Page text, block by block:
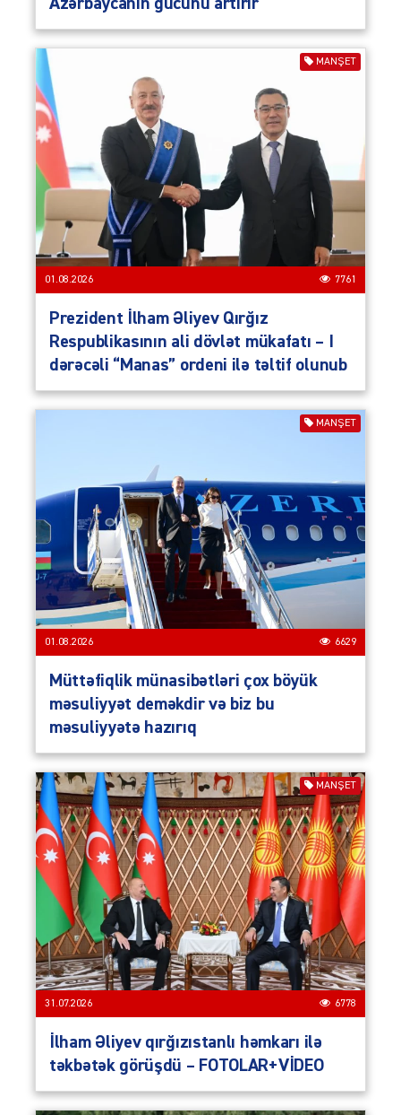
Azərbaycanın gücünü artırır
MANŞET
01.08.2026 7761
Prezident İlham Əliyev Qırğız
Respublikasının ali dövlət mükafatı – I
dərəcəli “Manas” ordeni ilə təltif olunub
MANŞET
01.08.2026 6629
Müttəfiqlik münasibətləri çox böyük
məsuliyyət deməkdir və biz bu
məsuliyyətə hazırıq
MANŞET
31.07.2026 6778
İlham Əliyev qırğızıstanlı həmkarı ilə
təkbətək görüşdü – FOTOLAR+VİDEO